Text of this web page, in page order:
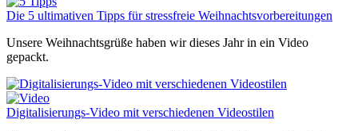
Die 5 ultimativen Tipps für stressfreie Weihnachtsvorbereitungen
Unsere Weihnachtsgrüße haben wir dieses Jahr in ein Video
gepackt.
Digitalisierungs-Video mit verschiedenen Videostilen